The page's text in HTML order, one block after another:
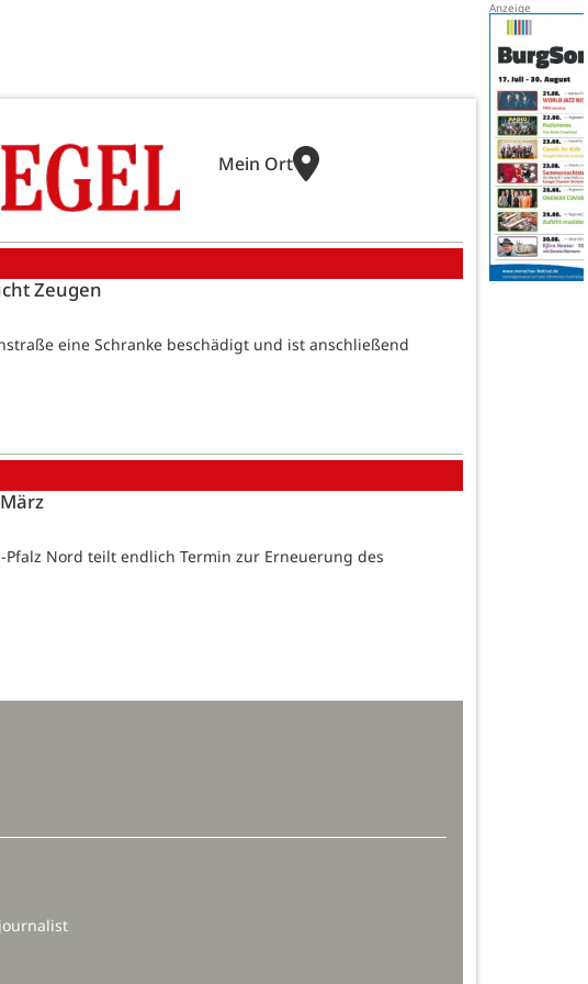
Mein Ort
Zeugen
eine Schranke beschädigt und ist anschließend
Nord teilt endlich Termin zur Erneuerung des